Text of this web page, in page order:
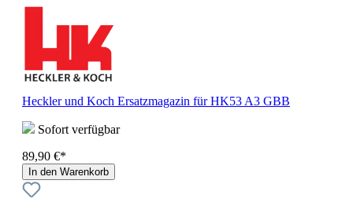
Heckler und Koch Ersatzmagazin für HK53 A3 GBB
Sofort verfügbar
89,90 €*
In den Warenkorb